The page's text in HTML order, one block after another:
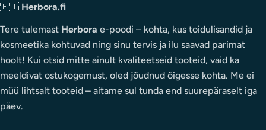
🇫🇮 Herbora.fi
Tere tulemast Herbora e-poodi – kohta, kus toidulisandid ja
kosmeetika kohtuvad ning sinu tervis ja ilu saavad parimat
hoolt! Kui otsid mitte ainult kvaliteetseid tooteid, vaid ka
meeldivat ostukogemust, oled jõudnud õigesse kohta. Me ei
müü lihtsalt tooteid – aitame sul tunda end suurepäraselt iga
päev.